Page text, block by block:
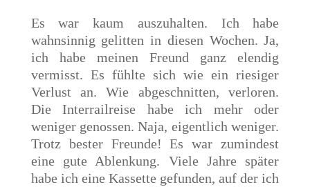
Es war kaum auszuhalten. Ich habe
wahnsinnig gelitten in diesen Wochen. Ja,
ich habe meinen Freund ganz elendig
vermisst. Es fühlte sich wie ein riesiger
Verlust an. Wie abgeschnitten, verloren.
Die Interrailreise habe ich mehr oder
weniger genossen. Naja, eigentlich weniger.
Trotz bester Freunde! Es war zumindest
eine gute Ablenkung. Viele Jahre später
habe ich eine Kassette gefunden, auf der ich